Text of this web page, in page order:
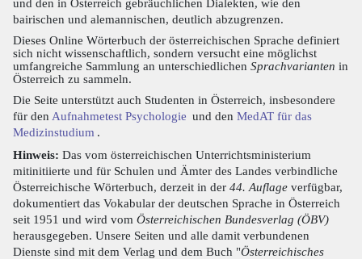
bairischen und alemannischen, deutlich abzugrenzen.
Dieses Online Wörterbuch der österreichischen Sprache definiert
sich nicht wissenschaftlich, sondern versucht eine möglichst
umfangreiche Sammlung an unterschiedlichen Sprachvarianten in
Österreich zu sammeln.
Die Seite unterstützt auch Studenten in Österreich, insbesondere
für den Aufnahmetest Psychologie und den MedAT für das
Medizinstudium .
Hinweis: Das vom österreichischen Unterrichtsministerium
mitinitiierte und für Schulen und Ämter des Landes verbindliche
Österreichische Wörterbuch, derzeit in der 44. Auflage verfügbar,
dokumentiert das Vokabular der deutschen Sprache in Österreich
seit 1951 und wird vom Österreichischen Bundesverlag (ÖBV)
herausgegeben. Unsere Seiten und alle damit verbundenen
Dienste sind mit dem Verlag und dem Buch "Österreichisches